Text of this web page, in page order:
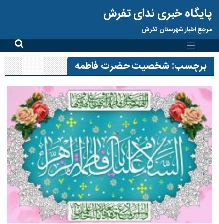
پایگاه خبری ندای تفرش
مرجع اخبار شهرستان تفرش
برچسب:شخصیت حضرت فاطمه